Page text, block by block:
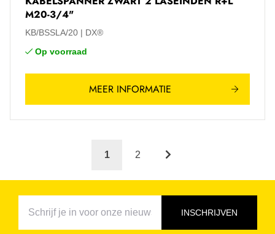
M20-3/4"
KB/BSSLA/20
DX®
Op voorraad
MEER INFORMATIE
1 2
INSCHRIJVEN